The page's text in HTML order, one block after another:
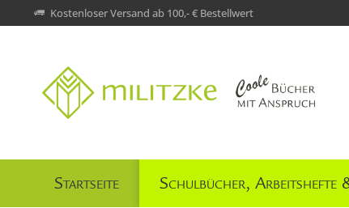
Kostenloser Versand ab 100,- € Bestellwert
Startseite Schulbücher, Arbeitshefte